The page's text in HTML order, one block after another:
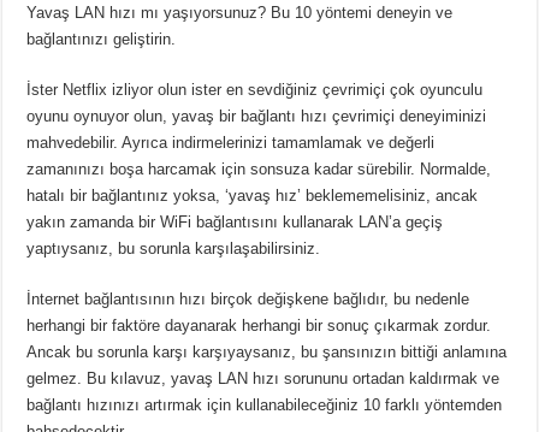
Yavaş LAN hızı mı yaşıyorsunuz? Bu 10 yöntemi deneyin ve
bağlantınızı geliştirin.
İster Netflix izliyor olun ister en sevdiğiniz çevrimiçi çok oyunculu
oyunu oynuyor olun, yavaş bir bağlantı hızı çevrimiçi deneyiminizi
mahvedebilir.Ayrıca indirmelerinizi tamamlamak ve değerli
zamanınızı boşa harcamak için sonsuza kadar sürebilir. Normalde,
hatalı bir bağlantınız yoksa, ‘yavaş hız’ beklememelisiniz, ancak
yakın zamanda bir WiFi bağlantısını kullanarak LAN’a geçiş
yaptıysanız, bu sorunla karşılaşabilirsiniz.
İnternet bağlantısının hızı birçok değişkene bağlıdır, bu nedenle
herhangi bir faktöre dayanarak herhangi bir sonuç çıkarmak zordur.
Ancak bu sorunla karşı karşıyaysanız, bu şansınızın bittiği anlamına
gelmez. Bu kılavuz, yavaş LAN hızı sorununu ortadan kaldırmak ve
bağlantı hızınızı artırmak için kullanabileceğiniz 10 farklı yöntemden